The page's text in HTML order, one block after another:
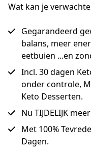
Wat kan je
Gegarandeerd
balans, meer
eetbuien ...en
Incl. 30 dagen
onder controle,
Keto Desserten.
Nu TIJDELIJK
Met 100%
Dagen.